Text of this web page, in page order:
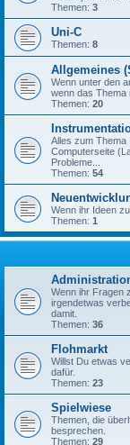
Themen: 3
Uni-C
Themen: 8
Allgemeines
Wenn unter den
wenn das Thema
Themen: 20
Alles zum Thema
Computerseite
Probleme...
Themen: 54
Wenn ihr Ideen
Themen: 1
Wenn ihr Fragen
irgendetwas
damit.
Themen: 36
Flohmarkt
Willst Du etwas
dafür.
Themen: 23
Spielwiese
Themen, die
besprechen.
Themen: 29